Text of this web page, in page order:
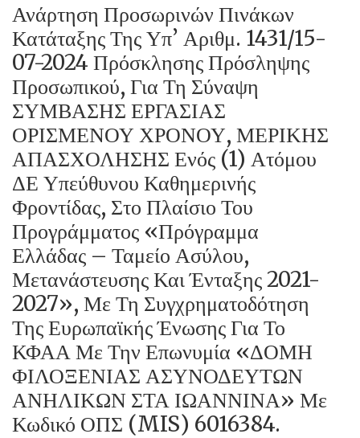
Ανάρτηση Προσωρινών Πινάκων
Κατάταξης Της Υπ’ Αριθμ. 1431/15-
07-2024 Πρόσκλησης Πρόσληψης
Προσωπικού, Για Τη Σύναψη
ΣΥΜΒΑΣΗΣ ΕΡΓΑΣΙΑΣ
ΟΡΙΣΜΕΝΟΥ ΧΡΟΝΟΥ, ΜΕΡΙΚΗΣ
ΑΠΑΣΧΟΛΗΣΗΣ Ενός (1) Ατόμου
ΔΕ Υπεύθυνου Καθημερινής
Φροντίδας, Στο Πλαίσιο Του
Προγράμματος «Πρόγραμμα
Ελλάδας – Ταμείο Ασύλου,
Μετανάστευσης Και Ένταξης 2021-
2027», Με Τη Συγχρηματοδότηση
Της Ευρωπαϊκής Ένωσης Για Το
ΚΦΑΑ Με Την Επωνυμία «ΔΟΜΗ
ΦΙΛΟΞΕΝΙΑΣ ΑΣΥΝΟΔΕΥΤΩΝ
ΑΝΗΛΙΚΩΝ ΣΤΑ ΙΩΑΝΝΙΝΑ» Με
Κωδικό ΟΠΣ (MIS) 6016384.